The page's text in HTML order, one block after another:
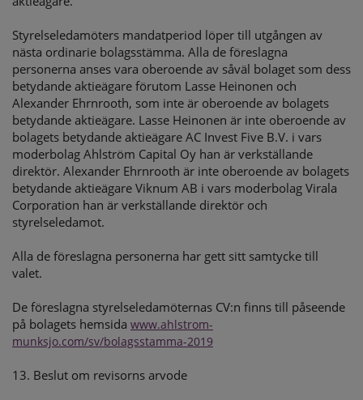
Styrelseledamöters mandatperiod löper till utgången av
nästa ordinarie bolagsstämma. Alla de föreslagna
personerna anses vara oberoende av såväl bolaget som dess
betydande aktieägare förutom Lasse Heinonen och
Alexander Ehrnrooth, som inte är oberoende av bolagets
betydande aktieägare. Lasse Heinonen är inte oberoende av
bolagets betydande aktieägare AC Invest Five B.V. i vars
moderbolag Ahlström Capital Oy han är verkställande
direktör. Alexander Ehrnrooth är inte oberoende av bolagets
betydande aktieägare Viknum AB i vars moderbolag Virala
Corporation han är verkställande direktör och
styrelseledamot.
Alla de föreslagna personerna har gett sitt samtycke till
valet.
De föreslagna styrelseledamöternas CV:n finns till påseende
på bolagets hemsida www.ahlstrom-
munksjo.com/sv/bolagsstamma-2019
13. Beslut om revisorns arvode